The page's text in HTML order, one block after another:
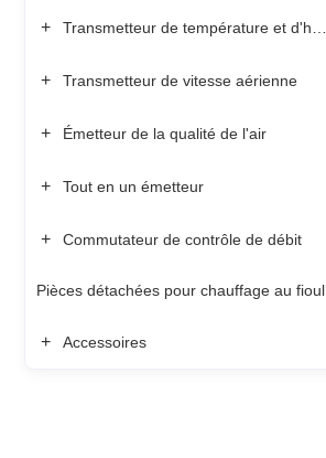
+
+ Transmetteur de vitesse aérienne
+ Émetteur de la qualité de l'air
+ Tout en un émetteur
+ Commutateur de contrôle de débit
Pièces détachées pour chauffage au fioul
+ Accessoires